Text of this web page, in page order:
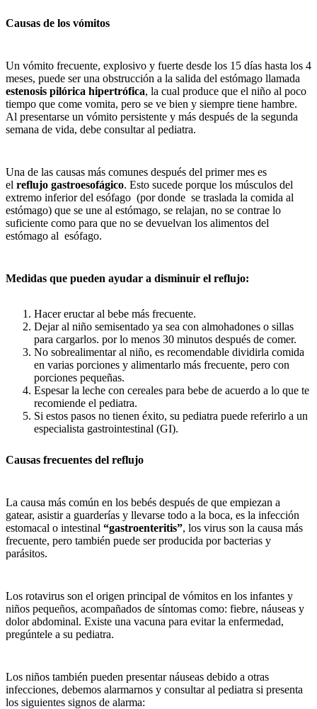
Causas de los vómitos
Un vómito frecuente, explosivo y fuerte desde los 15 días hasta los 4
meses, puede ser una obstrucción a la salida del estómago llamada
estenosis pilórica hipertrófica, la cual produce que el niño al poco
tiempo que come vomita, pero se ve bien y siempre tiene hambre.
Al presentarse un vómito persistente y más después de la segunda
semana de vida, debe consultar al pediatra.
Una de las causas más comunes después del primer mes es
el reflujo gastroesofágico. Esto sucede porque los músculos del
extremo inferior del esófago (por donde se traslada la comida al
estómago) que se une al estómago, se relajan, no se contrae lo
suficiente como para que no se devuelvan los alimentos del
estómago al esófago.
Medidas que pueden ayudar a disminuir el reflujo:
Hacer eructar al bebe más frecuente.
Dejar al niño semisentado ya sea con almohadones o sillas
para cargarlos. por lo menos 30 minutos después de comer.
No sobrealimentar al niño, es recomendable dividirla comida
en varias porciones y alimentarlo más frecuente, pero con
porciones pequeñas.
Espesar la leche con cereales para bebe de acuerdo a lo que te
recomiende el pediatra.
Si estos pasos no tienen éxito, su pediatra puede referirlo a un
especialista gastrointestinal (GI).
Causas frecuentes del reflujo
La causa más común en los bebés después de que empiezan a
gatear, asistir a guarderías y llevarse todo a la boca, es la infección
estomacal o intestinal “gastroenteritis”, los virus son la causa más
frecuente, pero también puede ser producida por bacterias y
parásitos.
Los rotavirus son el origen principal de vómitos en los infantes y
niños pequeños, acompañados de síntomas como: fiebre, náuseas y
dolor abdominal. Existe una vacuna para evitar la enfermedad,
pregúntele a su pediatra.
Los niños también pueden presentar náuseas debido a otras
infecciones, debemos alarmarnos y consultar al pediatra si presenta
los siguientes signos de alarma: